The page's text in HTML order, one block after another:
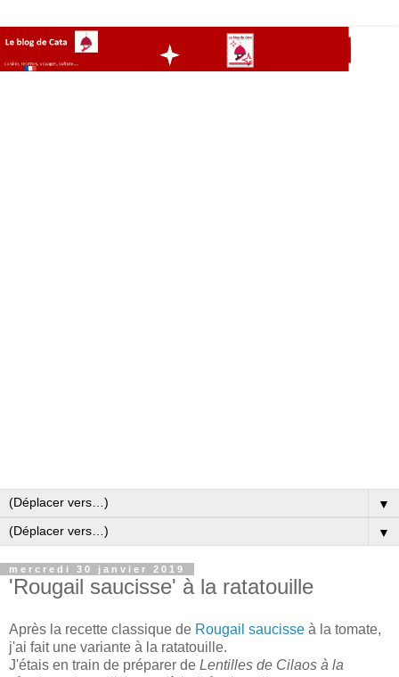
▼
▼
mercredi 30 janvier 2019
'Rougail saucisse' à la ratatouille
Après la recette classique de Rougail saucisse à la tomate,
j'ai fait une variante à la ratatouille.
J'étais en train de préparer de Lentilles de Cilaos à la